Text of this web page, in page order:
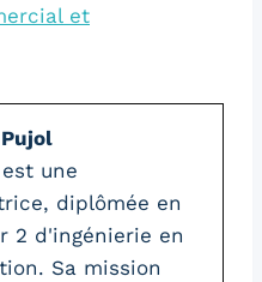
et
une
diplômée en
2 d'ingénierie en
Sa mission